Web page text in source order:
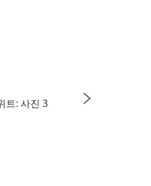
다음 슬라이드